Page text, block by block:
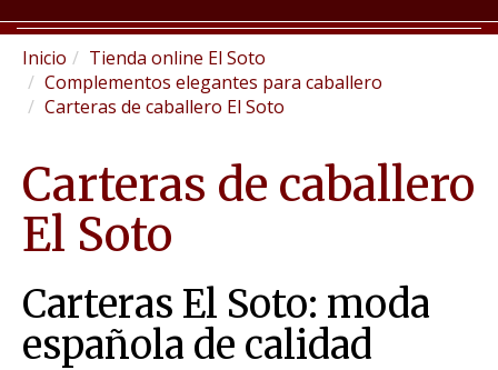
Inicio
Tienda online El Soto
Complementos elegantes para caballero
Carteras de caballero El Soto
Carteras de caballero
El Soto
Carteras El Soto: moda
española de calidad